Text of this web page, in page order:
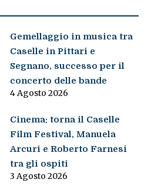
Gemellaggio in musica tra
Caselle in Pittari e
Segnano, successo per il
concerto delle bande
4 Agosto 2026
Cinema: torna il Caselle
Film Festival, Manuela
Arcuri e Roberto Farnesi
tra gli ospiti
3 Agosto 2026